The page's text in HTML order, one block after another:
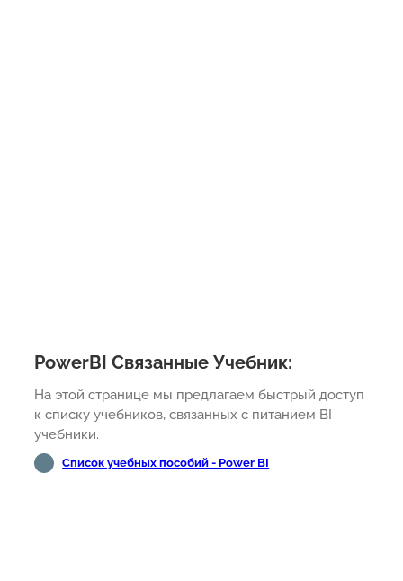
PowerBI Связанные Учебник:
На этой странице мы предлагаем быстрый доступ
к списку учебников, связанных с питанием BI
учебники.
Список учебных пособий - Power BI